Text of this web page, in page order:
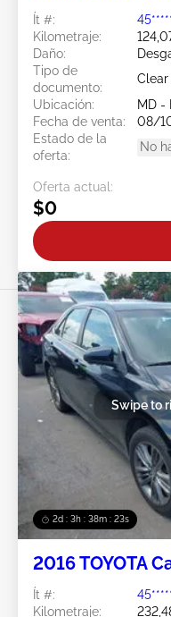
Ít #:
Kilometraje:
Daño:
Tipo de
documento:
Ubicación:
MD -
Fecha de venta:
08/
Estado de la
oferta:
No
Oferta actual:
$0
2d : 3h : 38m : 20s
Swipe to
2016 TOYOTA
Ít #:
Kilometraje: